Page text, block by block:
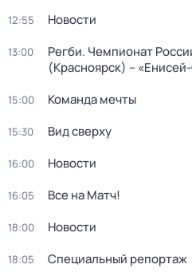
12:55 Новости
13:00
Регби. Чемпионат
(Красноярск) –
15:00 Команда мечты
15:30 Вид сверху
16:00 Новости
16:05 Все на Матч!
18:00 Новости
18:05 Специальный репортаж